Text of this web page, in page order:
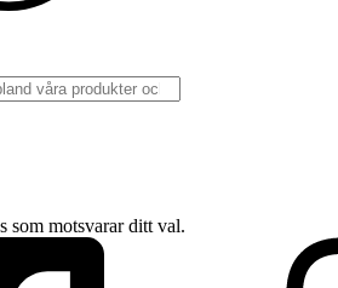
som motsvarar ditt val.